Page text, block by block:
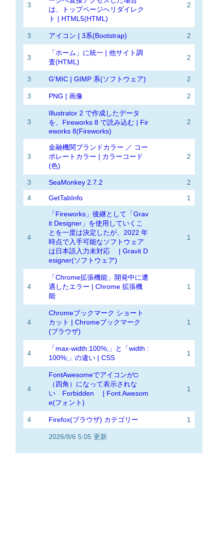
3
は、トップページへリダイレク
ト | HTML5(HTML)
2
3 アイコン | 3系(Bootstrap) 2
3
「ホーム」に統一 | 他サイト調
査(HTML)
2
3 G'MIC | GIMP 系(ソフトウェア) 2
3 PNG | 画像 2
3
Illustrator 2 で作成したデータ
を、Fireworks 8 で読み込む | Fir
eworks 8(Fireworks)
2
3
金融機関ブランドカラー ／ コー
ポレートカラー | カラーコード
(色)
2
3 SeaMonkey 2.7.2
2
4
GetTabInfo 1
4
「Fireworks」後継として「Grav
it Designer」を使用していくこ
とを一度は決定したが、2022 年
時点で入手可能なソフトウェア
は日本語入力未対応 | Gravit D
esigner(ソフトウェア)
1
4
「Chrome拡張機能」開発中に遭
遇したエラー | Chrome 拡張機
能
1
4
Chromeブックマーク ショート
カット | Chromeブックマーク
(ブラウザ)
1
4
「max-width:100%;」と「width :
100%;」の違い | CSS
1
4
FontAwesomeでアイコンが□
（四角）になって表示されな
い Forbidden | Font Awesom
e(フォント)
1
4 Firefox(ブラウザ) カテゴリー 1
2026/8/6 5:05 更新